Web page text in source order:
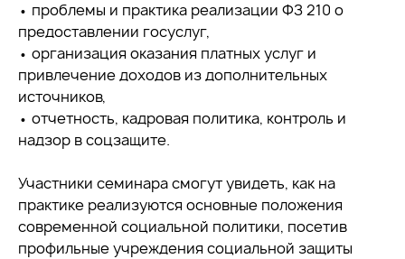
• проблемы и практика реализации ФЗ 210 о
предоставлении госуслуг,
• организация оказания платных услуг и
привлечение доходов из дополнительных
источников,
• отчетность, кадровая политика, контроль и
надзор в соцзащите.
Участники семинара смогут увидеть, как на
практике реализуются основные положения
современной социальной политики, посетив
профильные учреждения социальной защиты